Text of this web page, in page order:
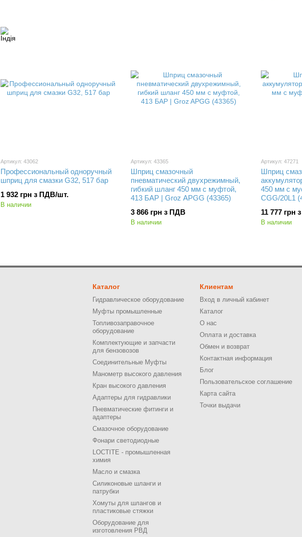
Артикул: 43062
Профессиональный одноручный
шприц для смазки G32, 517 бар
1 932 грн з ПДВ/шт.
В наличии
Артикул: 43365
Шприц смазочный
пневматический двухрежимный,
гибкий шланг 450 мм с муфтой,
413 БАР | Groz APGG (43365)
3 866 грн з ПДВ
В наличии
Артикул: 47271
Шприц
450 мм с
11 777 грн
В наличии
Каталог
Гидравлическое оборудование
Муфты промышленные
Топливозаправочное
оборудование
Комплектующие и запчасти
для бензовозов
Соединительные Муфты
Манометр высокого давления
Кран высокого давления
Адаптеры для гидравлики
Пневматические фитинги и
адаптеры
Смазочное оборудование
Фонари светодиодные
LOCTITE - промышленная
химия
Масло и смазка
Силиконовые шланги и
патрубки
Хомуты для шлангов и
пластиковые стяжки
Оборудование для
изготовления РВД
Клиентам
Вход в личный кабинет
Каталог
О нас
Оплата и доставка
Обмен и возврат
Контактная информация
Блог
Пользовательское соглашение
Карта сайта
Точки выдачи